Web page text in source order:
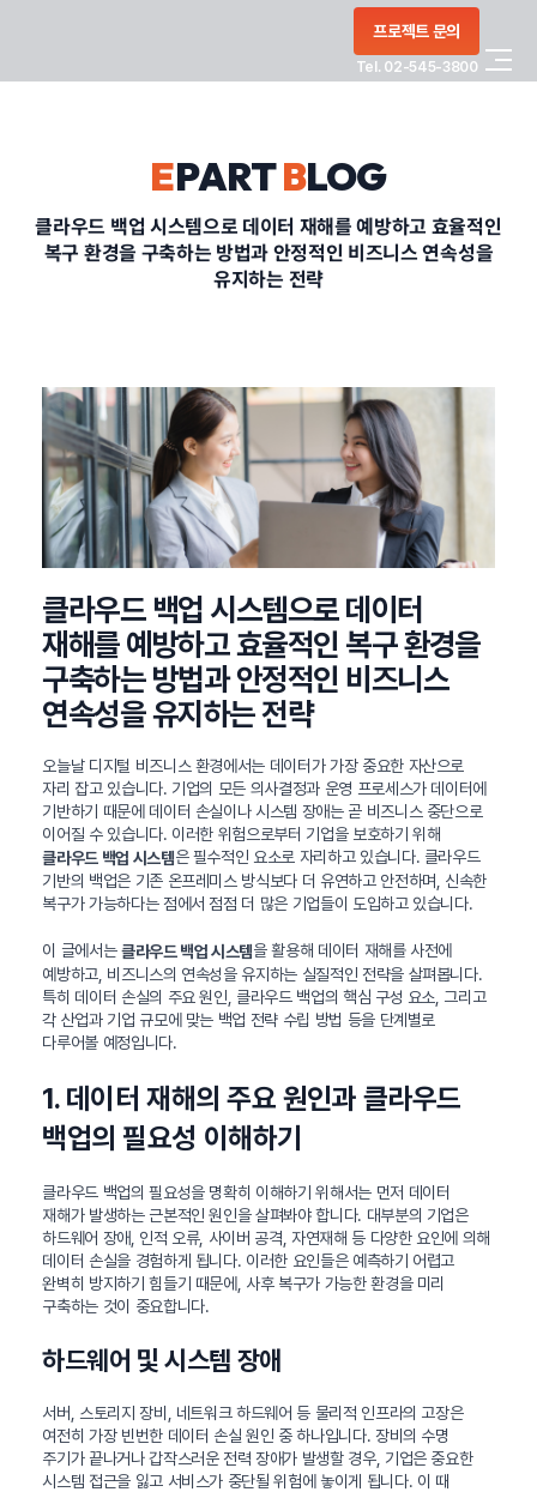
프로젝트 문의
Tel. 02-545-3800
PORTFOLIO
CONTACT
정부지원사업
EPARTBLOG
클라우드 백업 시스템으로 데이터 재해를 예방하고 효율적인
복구 환경을 구축하는 방법과 안정적인 비즈니스 연속성을
유지하는 전략
클라우드 백업 시스템으로 데이터
재해를 예방하고 효율적인 복구 환경을
구축하는 방법과 안정적인 비즈니스
연속성을 유지하는 전략
오늘날 디지털 비즈니스 환경에서는 데이터가 가장 중요한 자산으로
자리 잡고 있습니다. 기업의 모든 의사결정과 운영 프로세스가 데이터에
기반하기 때문에 데이터 손실이나 시스템 장애는 곧 비즈니스 중단으로
이어질 수 있습니다. 이러한 위험으로부터 기업을 보호하기 위해
클라우드 백업 시스템은 필수적인 요소로 자리하고 있습니다. 클라우드
기반의 백업은 기존 온프레미스 방식보다 더 유연하고 안전하며, 신속한
복구가 가능하다는 점에서 점점 더 많은 기업들이 도입하고 있습니다.
이 글에서는클라우드 백업 시스템을 활용해 데이터 재해를 사전에
예방하고, 비즈니스의 연속성을 유지하는 실질적인 전략을 살펴봅니다.
특히 데이터 손실의 주요 원인, 클라우드 백업의 핵심 구성 요소, 그리고
각 산업과 기업 규모에 맞는 백업 전략 수립 방법 등을 단계별로
다루어볼 예정입니다.
1. 데이터 재해의 주요 원인과 클라우드
백업의 필요성 이해하기
클라우드 백업의 필요성을 명확히 이해하기 위해서는 먼저 데이터
재해가 발생하는 근본적인 원인을 살펴봐야 합니다. 대부분의 기업은
하드웨어 장애, 인적 오류, 사이버 공격, 자연재해 등 다양한 요인에 의해
데이터 손실을 경험하게 됩니다. 이러한 요인들은 예측하기 어렵고
완벽히 방지하기 힘들기 때문에, 사후 복구가 가능한 환경을 미리
구축하는 것이 중요합니다.
하드웨어 및 시스템 장애
서버, 스토리지 장비, 네트워크 하드웨어 등 물리적 인프라의 고장은
여전히 가장 빈번한 데이터 손실 원인 중 하나입니다. 장비의 수명
주기가 끝나거나 갑작스러운 전력 장애가 발생할 경우, 기업은 중요한
시스템 접근을 잃고 서비스가 중단될 위험에 놓이게 됩니다. 이 때